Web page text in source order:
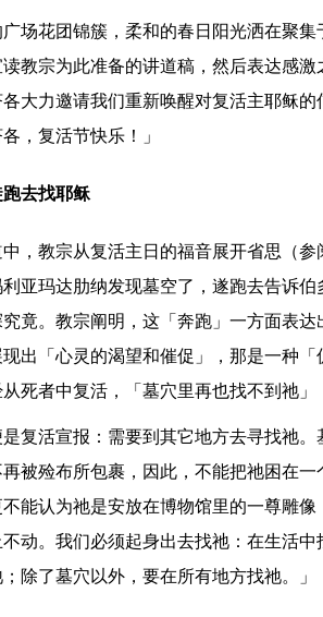
广场花团锦簇，柔和的春日阳光洒在聚集
教宗为此准备的讲道稿，然后表达感
大力邀请我们重新唤醒对复活主耶稣
，复活节快乐！」
去找耶稣
，教宗从复活主日的福音展开省思（参
亚玛达肋纳发现墓空了，遂跑去告诉
竟。教宗阐明，这「奔跑」一方面表
现出「心灵的渴望和催促」，那是一种
死者中复活，「墓穴里再也找不到祂
是复活宣报：需要到其它地方去寻找祂
再被殓布所包裹，因此，不能把祂困在
能认为祂是安放在博物馆里的一尊雕
动。我们必须起身出去找祂：在生活
除了墓穴以外，要在所有地方找祂。」